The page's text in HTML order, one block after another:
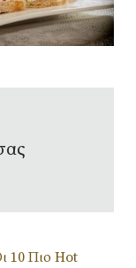
Γάμου: Αφιέρωμα
άρθρο: Οι 10
10 Πιο Hot